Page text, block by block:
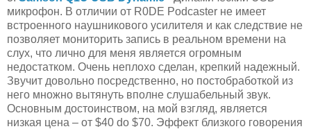
микрофон. В отличии от R0DE Podcaster не имеет
встроенного наушникового усилителя и как следствие не
позволяет мониторить запись в реальном времени на
слух, что лично для меня является огромным
недостатком. Очень неплохо сделан, крепкий надежный.
Звучит довольно посредственно, но постобработкой из
него множно вытянуть вполне слушабельный звук.
Основным достоинством, на мой взгляд, является
низкая цена – от $40 do $70. Эффект близкого говорения